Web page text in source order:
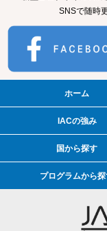
SNSで随時
ホーム
IACの強み
国から探す
プログラムから